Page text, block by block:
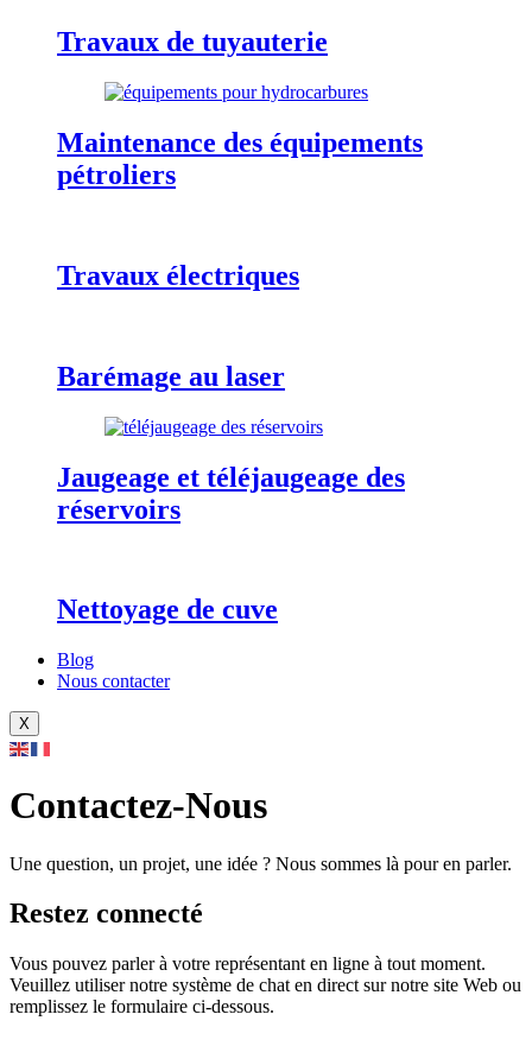
Travaux de tuyauterie
Maintenance des équipements
pétroliers
Travaux électriques
Barémage au laser
Jaugeage et téléjaugeage des
réservoirs
Nettoyage de cuve
Blog
Nous contacter
X
Contactez-Nous
Une question, un projet, une idée ? Nous sommes là pour en parler.
Restez connecté
Vous pouvez parler à votre représentant en ligne à tout moment.
Veuillez utiliser notre système de chat en direct sur notre site Web ou
remplissez le formulaire ci-dessous.